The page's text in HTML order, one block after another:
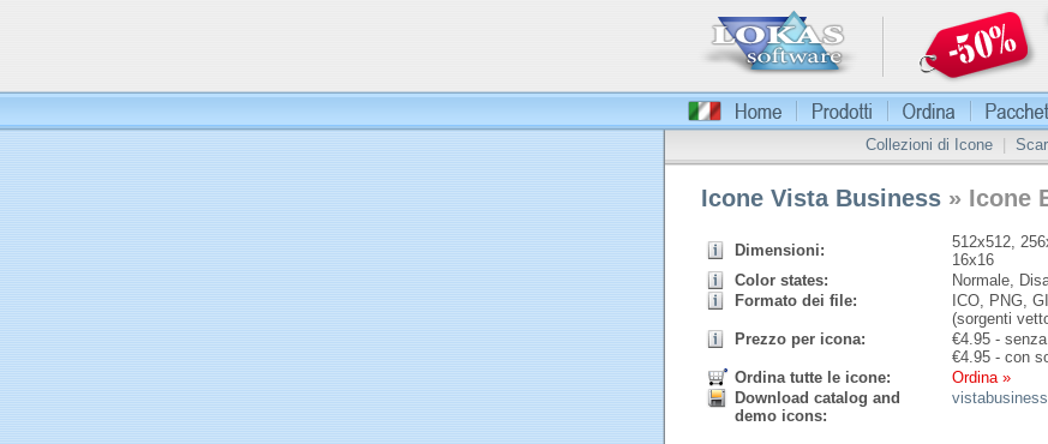
Collezioni di Icone
Icone Vista Business » Icone
Dimensioni:
512x512,
16x16
Color states:
Normale,
Formato dei file:
ICO, PNG,
(sorgenti
Prezzo per icona:
€4.95 -
€4.95 - con
Ordina tutte le icone:
Ordina »
Download catalog and
demo icons: